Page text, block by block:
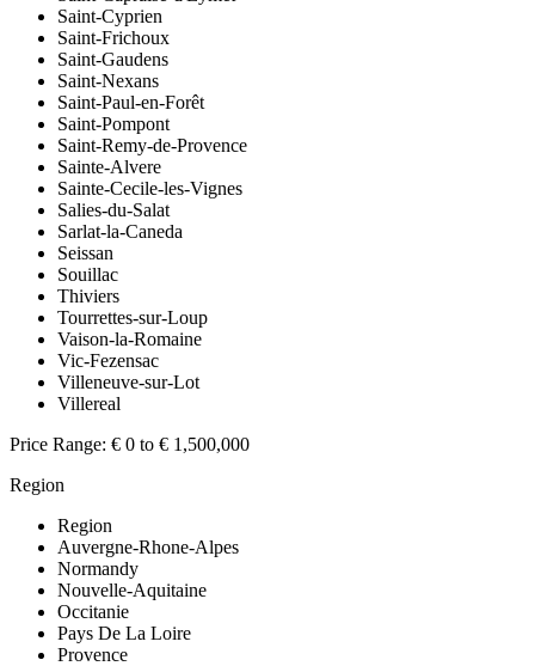
Saint-Cyprien
Saint-Frichoux
Saint-Gaudens
Saint-Nexans
Saint-Paul-en-Forêt
Saint-Pompont
Saint-Remy-de-Provence
Sainte-Alvere
Sainte-Cecile-les-Vignes
Salies-du-Salat
Sarlat-la-Caneda
Seissan
Souillac
Thiviers
Tourrettes-sur-Loup
Vaison-la-Romaine
Vic-Fezensac
Villeneuve-sur-Lot
Villereal
Price Range: € 0 to € 1,500,000
Region
Region
Auvergne-Rhone-Alpes
Normandy
Nouvelle-Aquitaine
Occitanie
Pays De La Loire
Provence